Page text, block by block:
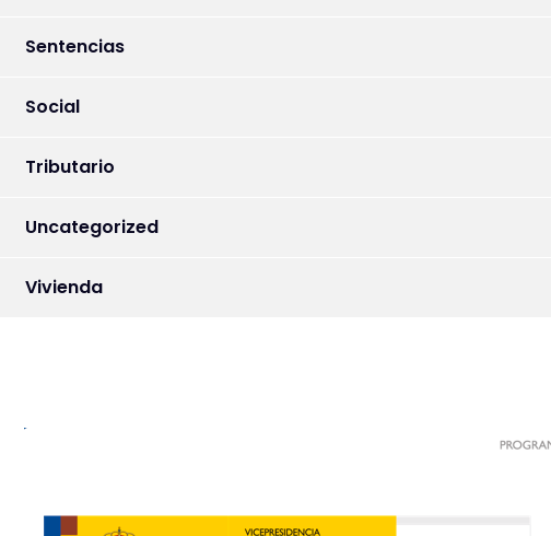
Sentencias
Social
Tributario
Uncategorized
Vivienda